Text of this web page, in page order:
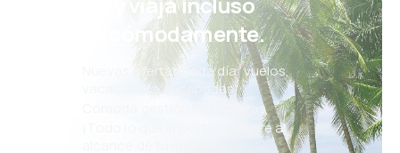
más cómodamente.
Nuevas ofertas cada día: vuelos,
vacaciones, escapadas
Cómoda gestión de reservas
¡Todo lo que importa, siempre al